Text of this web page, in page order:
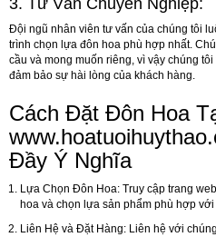
3. Tư Vấn Chuyên Nghiệp:
Đội ngũ nhân viên tư vấn của chúng tôi
trình chọn lựa đôn hoa phù hợp nhất.
cầu và mong muốn riêng, vì vậy chúng
đảm bảo sự hài lòng của khách hàng.
Cách Đặt Đôn Hoa
Đầy Ý Nghĩa
Lựa Chọn Đôn Hoa: Truy cập trang
hoa và chọn lựa sản phẩm phù hợp
Liên Hệ và Đặt Hàng: Liên hệ với